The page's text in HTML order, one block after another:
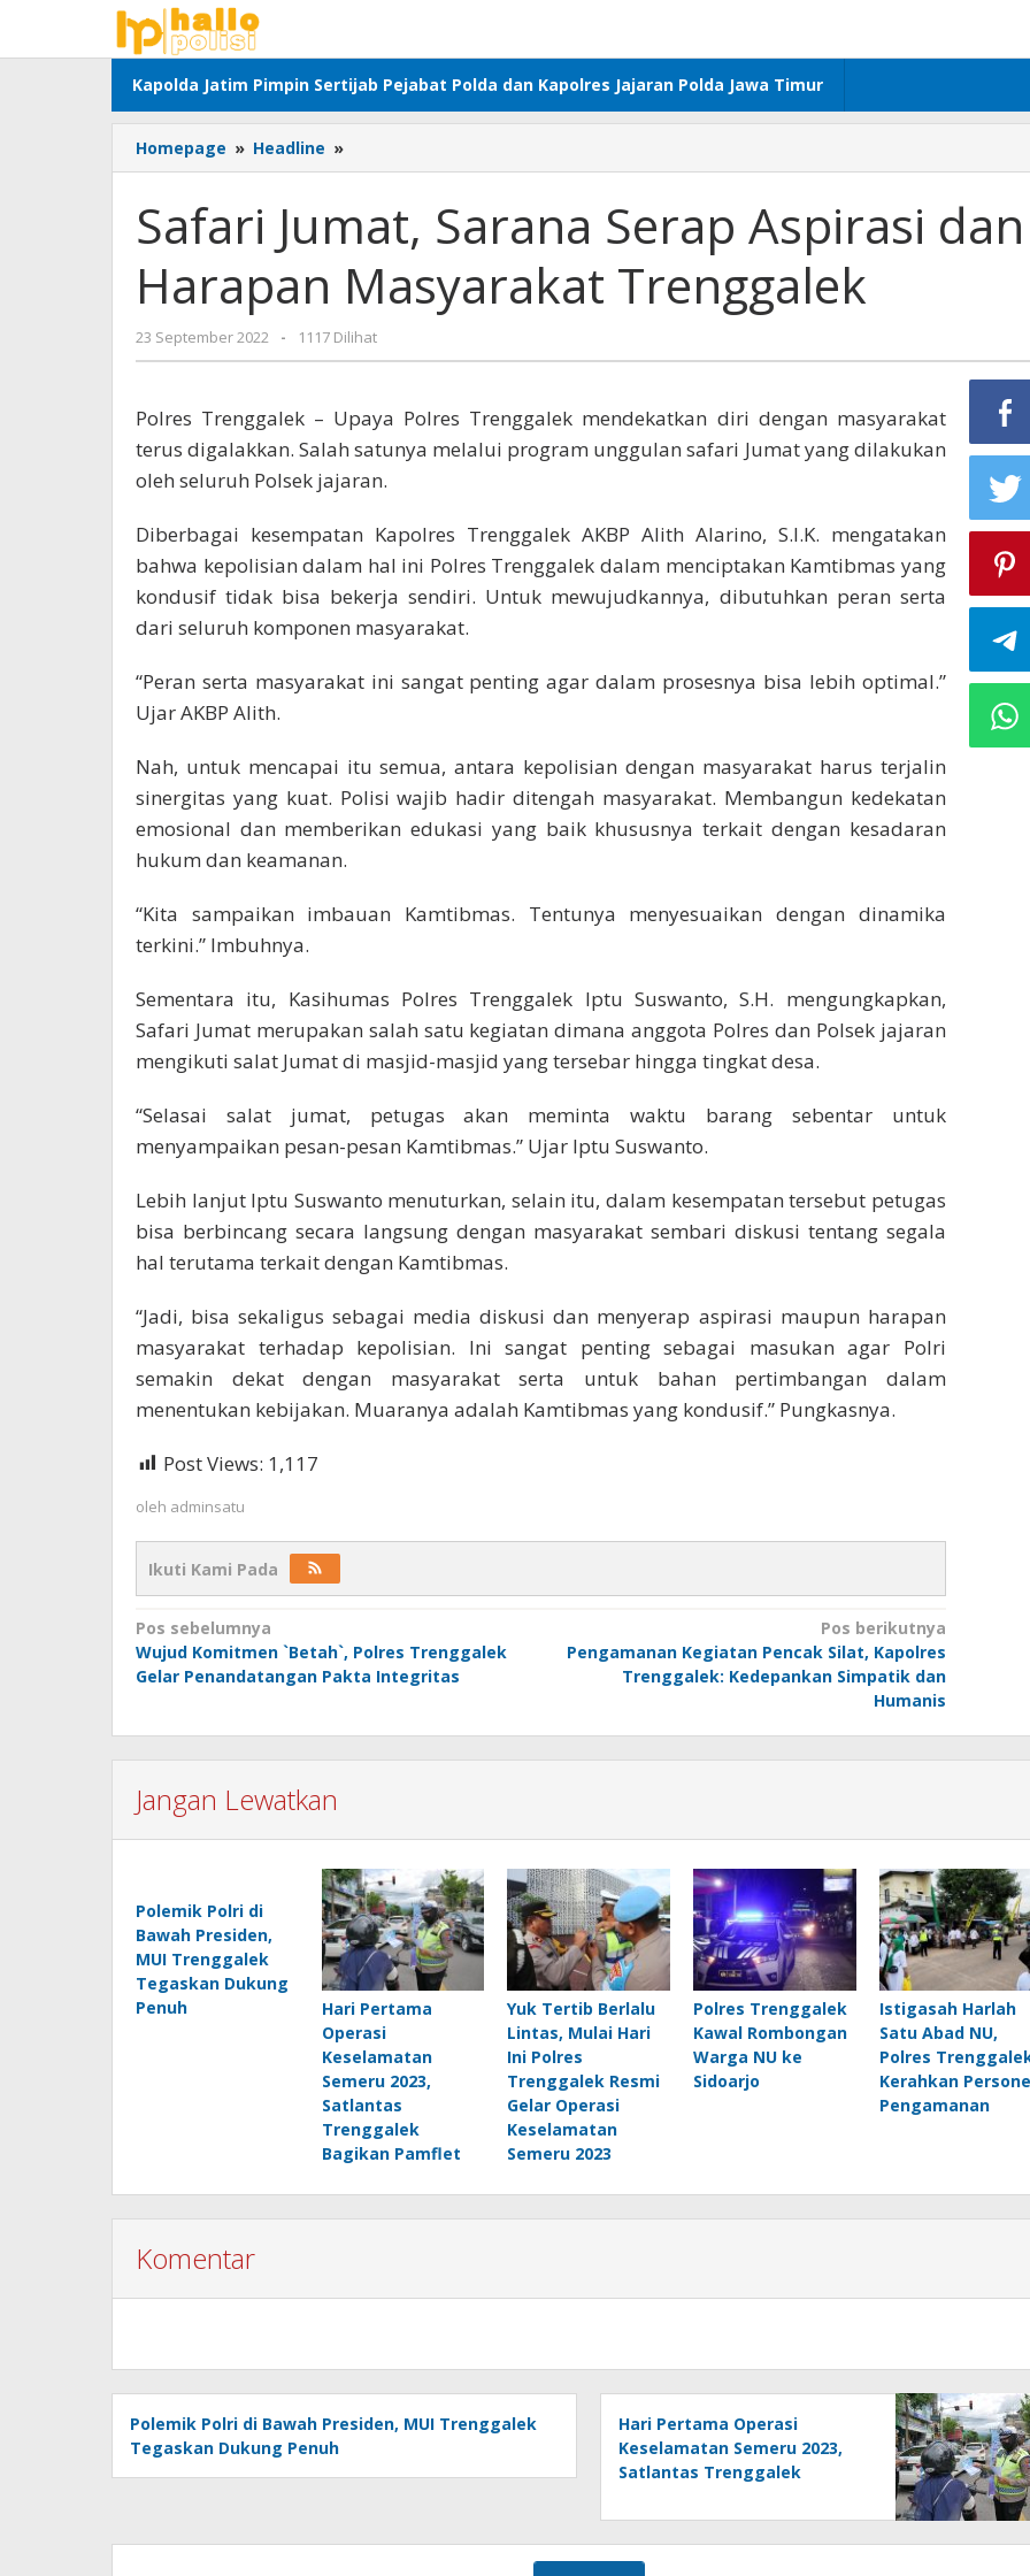
konten
Kapolda Jatim Pimpin Sertijab Pejabat Polda dan Kapolres Jajaran Polda Jawa Timur
Homepage » Headline »
Jumat,
Serap
Aspirasi
dan
Harapan
Masyarakat
Trenggalek
Safari Jumat, Sarana Serap Aspirasi dan
Harapan Masyarakat Trenggalek
23 September 2022
oleh
adminsatu
- 1117 Dilihat
Polres Trenggalek – Upaya Polres Trenggalek mendekatkan diri dengan masyarakat
terus digalakkan. Salah satunya melalui program unggulan safari Jumat yang dilakukan
oleh seluruh Polsek jajaran.
Diberbagai kesempatan Kapolres Trenggalek AKBP Alith Alarino, S.I.K. mengatakan
bahwa kepolisian dalam hal ini Polres Trenggalek dalam menciptakan Kamtibmas yang
kondusif tidak bisa bekerja sendiri. Untuk mewujudkannya, dibutuhkan peran serta
dari seluruh komponen masyarakat.
“Peran serta masyarakat ini sangat penting agar dalam prosesnya bisa lebih optimal.”
Ujar AKBP Alith.
Nah, untuk mencapai itu semua, antara kepolisian dengan masyarakat harus terjalin
sinergitas yang kuat. Polisi wajib hadir ditengah masyarakat. Membangun kedekatan
emosional dan memberikan edukasi yang baik khususnya terkait dengan kesadaran
hukum dan keamanan.
“Kita sampaikan imbauan Kamtibmas. Tentunya menyesuaikan dengan dinamika
terkini.” Imbuhnya.
Sementara itu, Kasihumas Polres Trenggalek Iptu Suswanto, S.H. mengungkapkan,
Safari Jumat merupakan salah satu kegiatan dimana anggota Polres dan Polsek jajaran
mengikuti salat Jumat di masjid-masjid yang tersebar hingga tingkat desa.
“Selasai salat jumat, petugas akan meminta waktu barang sebentar untuk
menyampaikan pesan-pesan Kamtibmas.” Ujar Iptu Suswanto.
Lebih lanjut Iptu Suswanto menuturkan, selain itu, dalam kesempatan tersebut petugas
bisa berbincang secara langsung dengan masyarakat sembari diskusi tentang segala
hal terutama terkait dengan Kamtibmas.
“Jadi, bisa sekaligus sebagai media diskusi dan menyerap aspirasi maupun harapan
masyarakat terhadap kepolisian. Ini sangat penting sebagai masukan agar Polri
semakin dekat dengan masyarakat serta untuk bahan pertimbangan dalam
menentukan kebijakan. Muaranya adalah Kamtibmas yang kondusif.” Pungkasnya.
Post Views: 1,117
oleh adminsatu
Ikuti Kami Pada
Navigasi
pos
Pos sebelumnya
Wujud Komitmen `Betah`, Polres Trenggalek
Gelar Penandatangan Pakta Integritas
Pos berikutnya
Pengamanan Kegiatan Pencak Silat, Kapolres
Trenggalek: Kedepankan Simpatik dan
Humanis
Jangan Lewatkan
Polemik Polri di
Bawah Presiden,
MUI Trenggalek
Tegaskan Dukung
Penuh
Hari Pertama
Operasi
Keselamatan
Semeru 2023,
Satlantas
Trenggalek
Bagikan Pamflet
Yuk Tertib Berlalu
Lintas, Mulai Hari
Ini Polres
Trenggalek Resmi
Gelar Operasi
Keselamatan
Semeru 2023
Polres Trenggalek
Kawal Rombongan
Warga NU ke
Sidoarjo
Istigasah Harlah
Satu Abad NU,
Polres
Kerahkan
Pengamanan
Komentar
Polemik Polri di Bawah Presiden, MUI Trenggalek
Tegaskan Dukung Penuh
Hari Pertama Operasi
Keselamatan Semeru 2023,
Satlantas Trenggalek